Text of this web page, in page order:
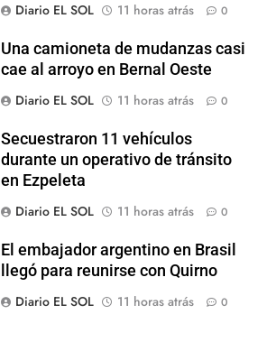
Diario EL SOL
11 horas atrás 0
Una camioneta de mudanzas casi
cae al arroyo en Bernal Oeste
Diario EL SOL
11 horas atrás 0
Secuestraron 11 vehículos
durante un operativo de tránsito
en Ezpeleta
Diario EL SOL
11 horas atrás 0
El embajador argentino en Brasil
llegó para reunirse con Quirno
Diario EL SOL
11 horas atrás 0